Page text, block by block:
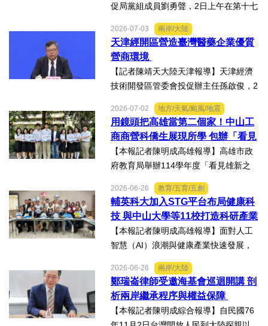
促局黨組成員劉勇聲，2日上午在第十七
答記者提問關於天津在產業發展方面有
哪些突出優勢，目前台資企業在天津的
融合情況，未來還有哪些...
2026-07-03 兩岸/大陸
天津經開區營造臺灣醫藥企業優質
營商環境
【記者陳靖天大陸天津報導】天津經濟
技術開發區管委會投促辦主任孫啟俊，2
新聞發佈會上，說明天津市作為北方生
物醫藥產業高地，天津經開區能為臺灣
醫藥大健康行業的創業者和...
2026-07-02 地方/天氣/颱風/地震
用鏡頭把高雄當第二個家！中山工
商商營科僑生展現所學 包辦「看見
雄新之光」創意短片前三名
【本報記者陳明成高雄報導】高雄市政
府教育局舉辦114學年度「看見雄新之
科建教僑生專班學生囊括高中職組前三
名。李昱平校長表示，來自泰國、印尼
及越南僑生，以異國的獨特視...
2026-06-26 教育/五育/五創
輔英科大加入STG平台布局健康科
技 與中山大學等11校打造科研產業
生態圈
【本報記者陳明成高雄報導】面對人工
智慧（AI）浪潮與健康產業快速發展，
灣科研產業化平台」，再擴大跨校科研
合作版圖，與輔英科技大學簽署合作備
忘錄（MOU），並共同為「廠...
2026-06-26 兩岸/大陸
鄭瑞崙律師受邀海基會巡迴開講 剖
析兩岸繼承程序與權益保障
【本報記者陳明成綜合報導】自民國76